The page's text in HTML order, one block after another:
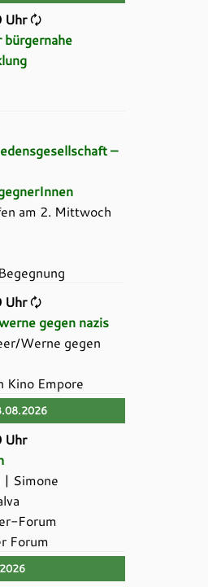
Uhr🗘
–
am 2. Mittwoch
Uhr🗘
gegen nazis
Werne gegen
Kino Empore
Uhr
Simone
Forum
Forum